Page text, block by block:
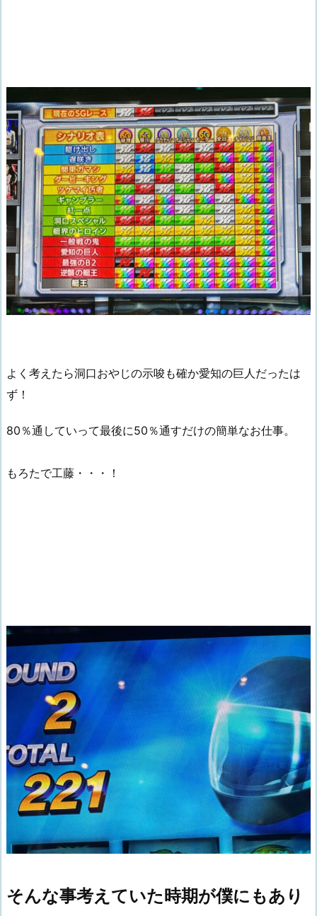
よく考えたら洞口おやじの示唆も確か愛知の巨人だったは
ず！
80％通していって最後に50％通すだけの簡単なお仕事。
もろたで工藤・・・！
そんな事考えていた時期が僕にもあり